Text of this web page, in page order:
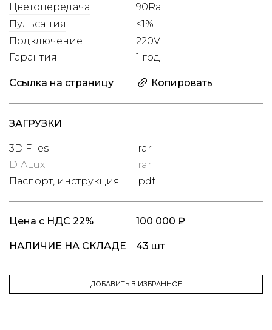
Пульсация
<1%
Подключение
220V
Цветопередача 90Ra
Гарантия 1 год
Ссылка на страницу Копировать
ЗАГРУЗКИ
3D Files
.rar
DIALux
.rar
Паспорт, инструкция
.pdf
Цена с НДС 22% 100 000 ₽
НАЛИЧИЕ НА СКЛАДЕ 43 шт
ДОБАВИТЬ В ИЗБРАННОЕ